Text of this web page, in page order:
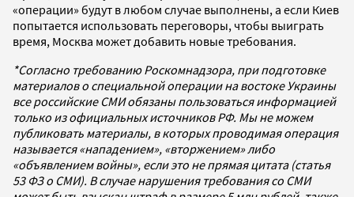
«операции» будут в любом случае выполнены, а если Киев
попытается использовать переговоры, чтобы выиграть
время, Москва может добавить новые требования.
*Согласно требованию Роскомнадзора, при подготовке
материалов о специальной операции на востоке Украины
все российские СМИ обязаны пользоваться информацией
только из официальных источников РФ. Мы не можем
публиковать материалы, в которых проводимая операция
называется «нападением», «вторжением» либо
«объявлением войны», если это не прямая цитата (статья
53 ФЗ о СМИ). В случае нарушения требования со СМИ